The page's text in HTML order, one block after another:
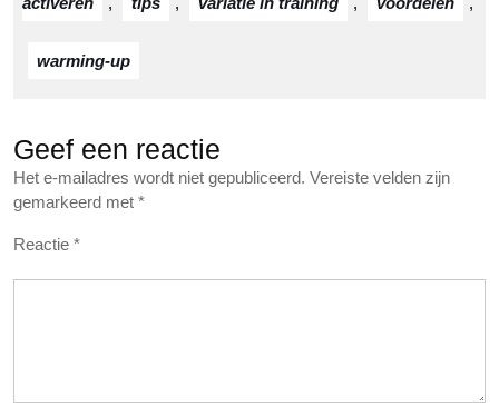
warming-up
Geef een reactie
Het e-mailadres wordt niet gepubliceerd. Vereiste velden zijn
gemarkeerd met *
Reactie *